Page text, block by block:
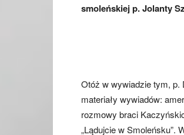
smoleńskiej p. Jolanty
Otóż w wywiadzie tym, p.
materiały wywiadów:
rozmowy braci
„Lądujcie w Smoleńsku”.